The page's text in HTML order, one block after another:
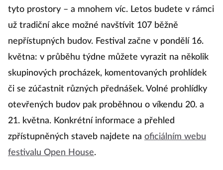
tyto prostory – a mnohem víc. Letos budete v rámci
už tradiční akce možné navštívit 107 běžně
nepřístupných budov. Festival začne v pondělí 16.
května: v průběhu týdne můžete vyrazit na několik
skupinových procházek, komentovaných prohlídek
či se zúčastnit různých přednášek. Volné prohlídky
otevřených budov pak proběhnou o víkendu 20. a
21. května. Konkrétní informace a přehled
zpřístupněných staveb najdete na oficiálním webu
festivalu Open House.